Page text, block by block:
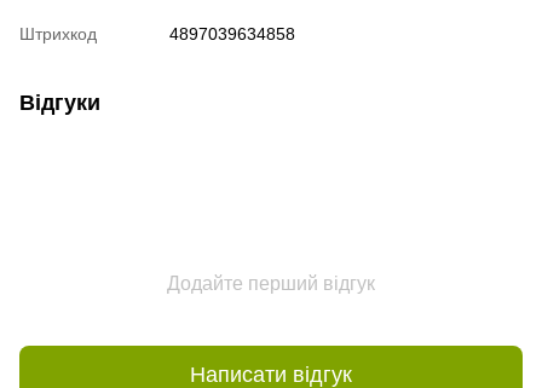
Штрихкод 4897039634858
Відгуки
Додайте перший відгук
Написати відгук